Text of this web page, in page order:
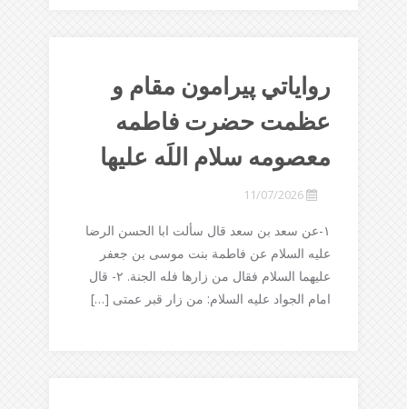
رواياتي پيرامون مقام و
عظمت حضرت فاطمه
معصومه سلام اللَه عليها
11/07/2026
١-عن سعد بن سعد قال سألت ابا الحسن الرضا
علیه السلام عن فاطمة بنت موسی بن جعفر
علیهما السلام فقال من زارها فله الجنة. ٢- قال
امام الجواد علیه السلام: من زار قبر عمتی […]